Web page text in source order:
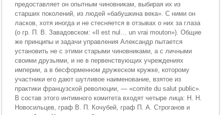
предоставляет он опытным чиновникам, выбирая их из
старших поколений, из людей «бабушкина века». С ними он
ласков, хотя иногда и не стесняется в отзывах о них за глаза
(о гр. П. В. Завадовском: «Il est nul… un vrai mouton»). Общие
же принципы и задачи управления Александр пытается
установить не с этими старыми чиновниками, а с личными
своими друзьями, и не в первенствующих учреждениях
империи, а в бесформенном дружеском кружке, которому
участники его дают шутливое наименование, взятое из
практики французской революции, — «comite du salut public».
В состав этого интимного комитета входят четыре лица: Н. Н.
Новосильцев, граф В. П. Кочубей, граф П. А. Строганов и